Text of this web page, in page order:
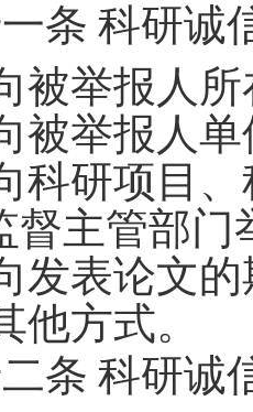
条 科研诚
被举报人
被举报人
科研项目
督主管部门
发表论文
他方式。
条 科研诚